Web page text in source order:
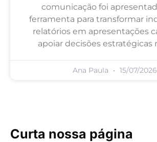
comunicação foi
ferramenta para transformar
relatórios em apresentações
apoiar decisões estratégicas
Ana Paula 15/07/2026
Curta nossa página